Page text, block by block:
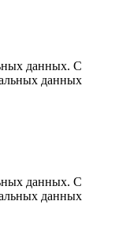
данных. С
данных
данных. С
данных